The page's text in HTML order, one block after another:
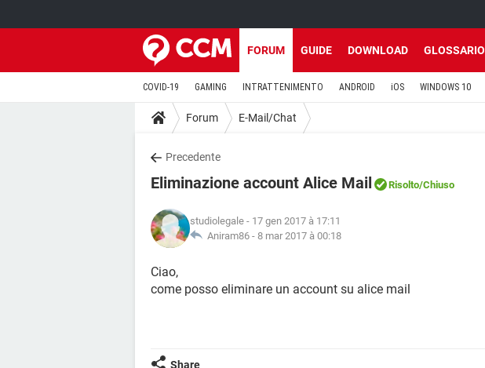
FORUM GUIDE DOWNLOAD GLOSSARIO
COVID-19 GAMING INTRATTENIMENTO ANDROID iOS WINDOWS 10
Forum E-Mail/Chat
Precedente
Eliminazione account Alice Mail Risolto/Chiuso
studiolegale - 17 gen 2017 à 17:11
Aniram86 - 8 mar 2017 à 00:18
Ciao,
come posso eliminare un account su alice mail
Share